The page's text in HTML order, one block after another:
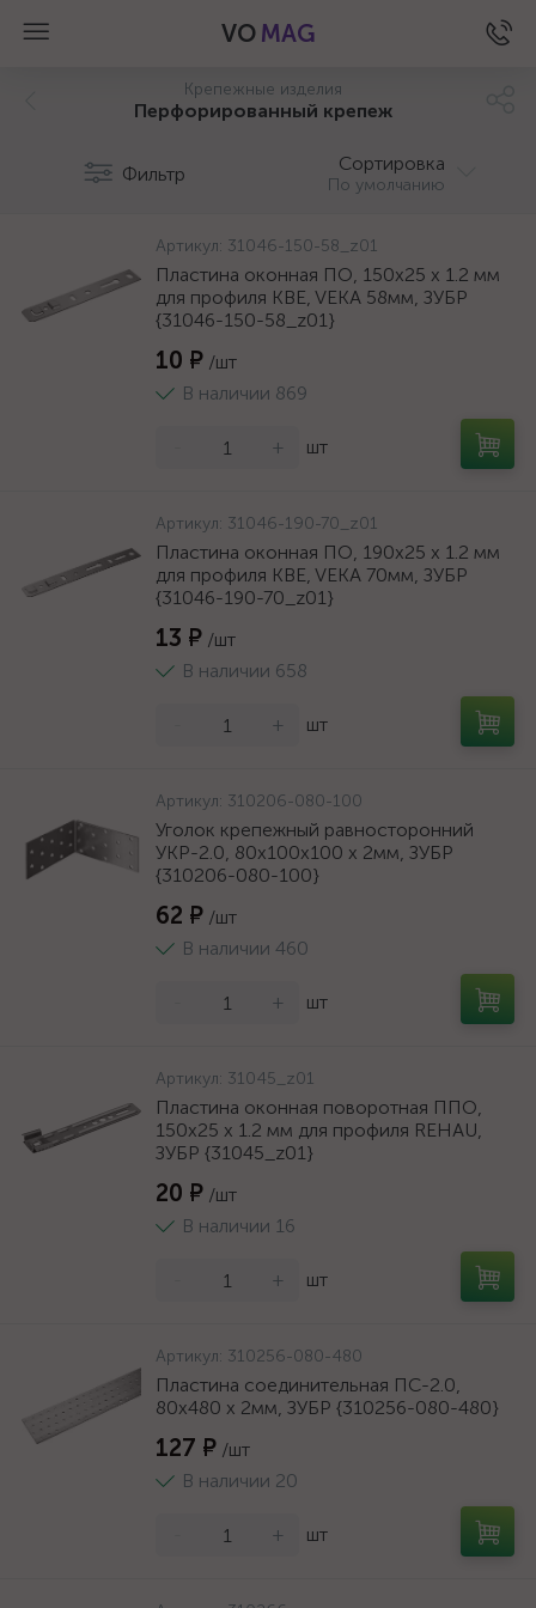
VO MAG
Крепежные изделия
Перфорированный крепеж
Фильтр Сортировка
По умолчанию
Артикул: 31046-150-58_z01
Пластина оконная ПО, 150х25 х 1.2 мм
для профиля KBE, VEKA 58мм, ЗУБР
{31046-150-58_z01}
10 ₽ /шт
В наличии 869
+ шт
Артикул: 31046-190-70_z01
Пластина оконная ПО, 190х25 х 1.2 мм
для профиля KBE, VEKA 70мм, ЗУБР
{31046-190-70_z01}
13 ₽ /шт
В наличии 658
+ шт
Артикул: 310206-080-100
Уголок крепежный равносторонний
УКР-2.0, 80х100х100 х 2мм, ЗУБР
{310206-080-100}
62 ₽ /шт
В наличии 460
+ шт
Артикул: 31045_z01
Пластина оконная поворотная ППО,
150х25 х 1.2 мм для профиля REHAU,
ЗУБР {31045_z01}
20 ₽ /шт
В наличии 16
+ шт
Артикул: 310256-080-480
Пластина соединительная ПС-2.0,
80х480 х 2мм, ЗУБР {310256-080-480}
127 ₽ /шт
В наличии 20
+ шт